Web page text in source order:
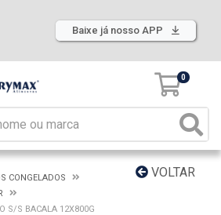
Baixe já nosso APP
0
VOLTAR
CONGELADOS
S/S BACALA 12X800G